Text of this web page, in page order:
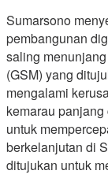
Sumarsono
pembangunan
saling
(GSM) yang
mengalami
kemarau
untuk
berkelanjutan di
ditujukan untuk